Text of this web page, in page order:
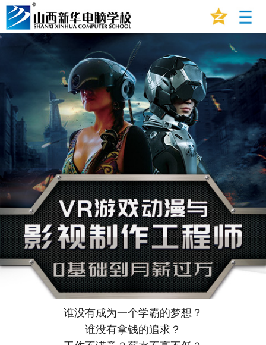
谁没有成为一个学霸的梦想？
谁没有拿钱的追求？